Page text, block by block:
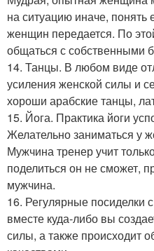
на ситуацию иначе, понять
женщин передается. По
общаться с собственными
14. Танцы. В любом виде
усиления женской силы и
хороши арабские танцы,
15. Йога. Практика йоги
Желательно заниматься у
Мужчина тренер учит
поделиться он не сможет,
мужчина.
16. Регулярные посиделки
вместе куда-либо вы
силы, а также происходит